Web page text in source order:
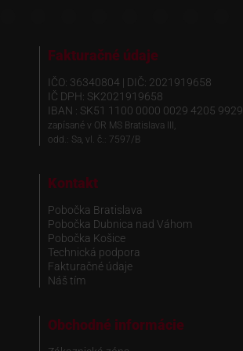
Fakturačné údaje
IČO: 36340804 | DIČ: 2021919658
IČ DPH: SK2021919658
IBAN : SK51 1100 0000 0029 4205 9929
zapísané v OR MS Bratislava III,
odd.: Sa, vl. č.: 7597/B
Kontakt
Pobočka Bratislava
Pobočka Dubnica nad Váhom
Pobočka Košice
Technická podpora
Fakturačné údaje
Náš tím
Obchodné informácie